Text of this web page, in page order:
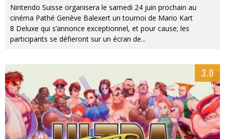
Nintendo Suisse organisera le samedi 24 juin prochain au
cinéma Pathé Genève Balexert un tournoi de Mario Kart
8 Deluxe qui s’annonce exceptionnel, et pour cause; les
participants se défieront sur un écran de...
3.0